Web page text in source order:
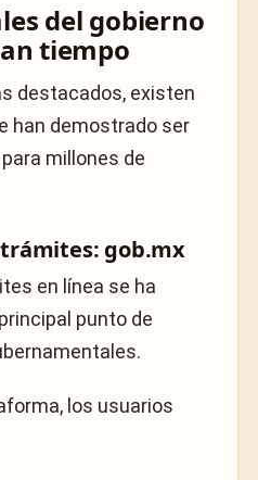
del gobierno
tiempo
destacados, existen
han demostrado ser
millones de
gob.mx
en línea se ha
punto de
los usuarios